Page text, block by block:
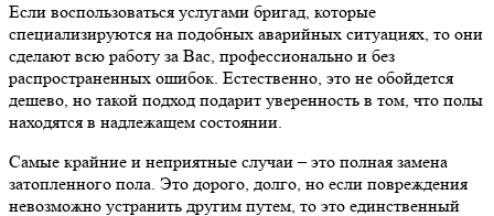
Если воспользоваться услугами бригад, которые
специализируются на подобных аварийных ситуациях, то они
сделают всю работу за Вас, профессионально и без
распространенных ошибок. Естественно, это не обойдется
дешево, но такой подход подарит уверенность в том, что полы
находятся в надлежащем состоянии.
Самые крайние и неприятные случаи – это полная замена
затопленного пола. Это дорого, долго, но если повреждения
невозможно устранить другим путем, то это единственный